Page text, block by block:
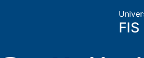
FIS